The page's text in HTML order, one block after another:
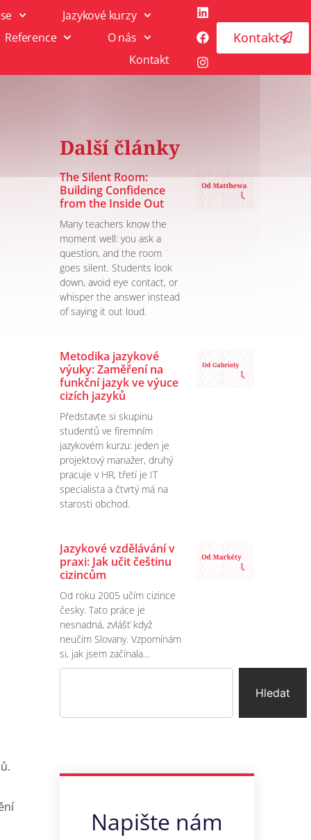
Jazykové kurzy
Reference
O nás
Kontakt
Kontakt
Další články
The Silent Room:
Building Confidence
from the Inside Out
Many teachers know the
moment well: you ask a
question, and the room
goes silent. Students look
down, avoid eye contact, or
whisper the answer instead
of saying it out loud.
Metodika jazykové
výuky: Zaměření na
funkční jazyk ve výuce
cizích jazyků
Představte si skupinu
studentů ve firemním
jazykovém kurzu: jeden je
projektový manažer, druhý
pracuje v HR, třetí je IT
specialista a čtvrtý má na
starosti obchod.
Jazykové vzdělávání v
praxi: Jak učit češtinu
cizincům
Od roku 2005 učím cizince
česky. Tato práce je
nesnadná, zvlášť když
neučím Slovany. Vzpomínám
si, jak jsem začínala…
Hledat
Napište nám